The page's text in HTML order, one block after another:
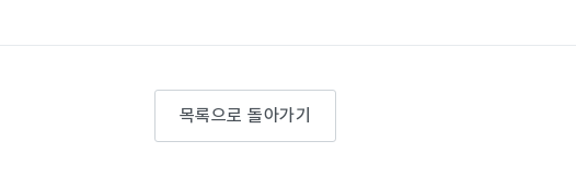
목록으로 돌아가기